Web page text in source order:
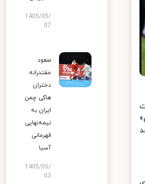
1405/05/
07
صعود
مقتدرانه
دختران
هاکی چمن
ایران به
نیمه‌نهایی
قهرمانی
آسیا
1405/05/
03